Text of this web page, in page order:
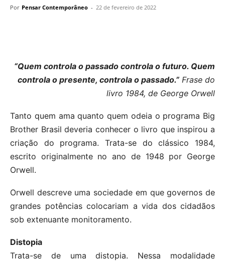
Por Pensar Contemporâneo - 22 de fevereiro de 2022
“Quem controla o passado controla o futuro. Quem
controla o presente, controla o passado.” Frase do
livro 1984, de George Orwell
Tanto quem ama quanto quem odeia o programa Big
Brother Brasil deveria conhecer o livro que inspirou a
criação do programa. Trata-se do clássico 1984,
escrito originalmente no ano de 1948 por George
Orwell.
Orwell descreve uma sociedade em que governos de
grandes potências colocariam a vida dos cidadãos
sob extenuante monitoramento.
Distopia
Trata-se de uma distopia. Nessa modalidade